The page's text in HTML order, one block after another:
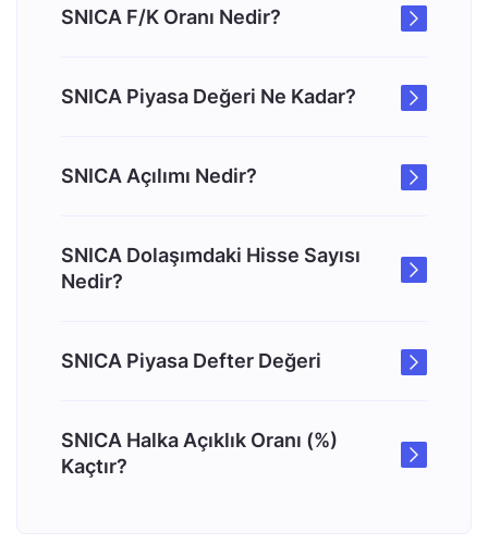
SNICA F/K Oranı Nedir?
SNICA Piyasa Değeri Ne Kadar?
SNICA Açılımı Nedir?
SNICA Dolaşımdaki Hisse Sayısı
Nedir?
SNICA Piyasa Defter Değeri
SNICA Halka Açıklık Oranı (%)
Kaçtır?